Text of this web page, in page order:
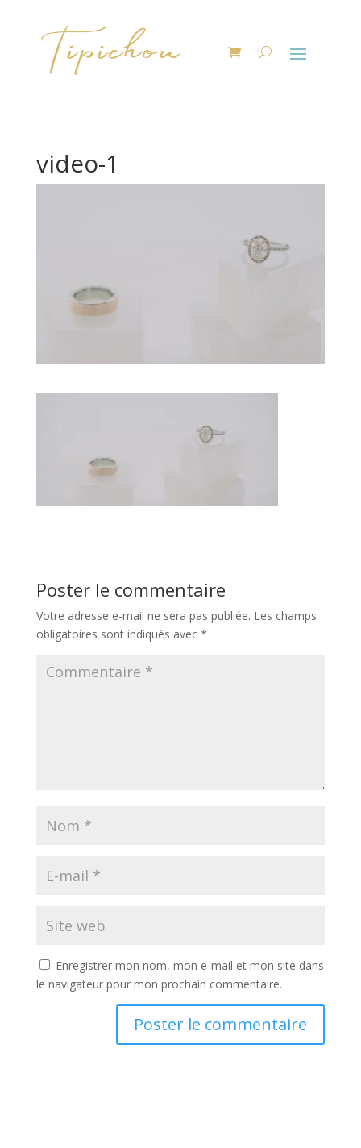
video-1
Poster le commentaire
Votre adresse e-mail ne sera pas publiée. Les champs
obligatoires sont indiqués avec *
Enregistrer mon nom, mon e-mail et mon site dans
le navigateur pour mon prochain commentaire.